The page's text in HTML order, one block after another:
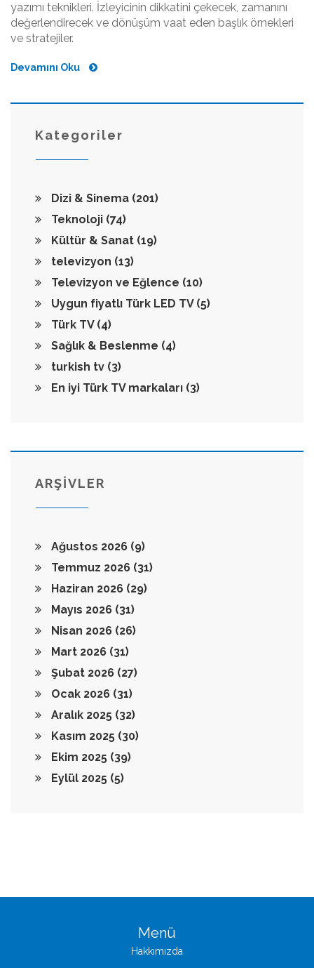
yazımı teknikleri. İzleyicinin dikkatini çekecek, zamanını
değerlendirecek ve dönüşüm vaat eden başlık örnekleri
ve stratejiler.
Devamını Oku
Kategoriler
Dizi & Sinema (201)
Teknoloji (74)
Kültür & Sanat (19)
televizyon (13)
Televizyon ve Eğlence (10)
Uygun fiyatlı Türk LED TV (5)
Türk TV (4)
Sağlık & Beslenme (4)
turkish tv (3)
En iyi Türk TV markaları (3)
ARŞİVLER
Ağustos 2026 (9)
Temmuz 2026 (31)
Haziran 2026 (29)
Mayıs 2026 (31)
Nisan 2026 (26)
Mart 2026 (31)
Şubat 2026 (27)
Ocak 2026 (31)
Aralık 2025 (32)
Kasım 2025 (30)
Ekim 2025 (39)
Eylül 2025 (5)
Menü
Hakkımızda